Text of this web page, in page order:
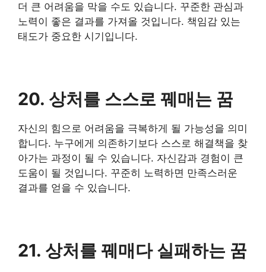
더 큰 어려움을 막을 수도 있습니다. 꾸준한 관심과
노력이 좋은 결과를 가져올 것입니다. 책임감 있는
태도가 중요한 시기입니다.
20. 상처를 스스로 꿰매는 꿈
자신의 힘으로 어려움을 극복하게 될 가능성을 의미
합니다. 누구에게 의존하기보다 스스로 해결책을 찾
아가는 과정이 될 수 있습니다. 자신감과 경험이 큰
도움이 될 것입니다. 꾸준히 노력하면 만족스러운
결과를 얻을 수 있습니다.
21. 상처를 꿰매다 실패하는 꿈